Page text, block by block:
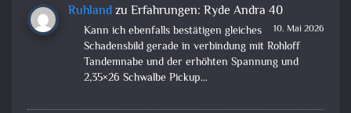
Ruhlandzu Erfahrungen: Ryde Andra 40
10. Mai 2026
Kann ich ebenfalls bestätigen gleiches
Schadensbild gerade in verbindung mit Rohloff
Tandemnabe und der erhöhten Spannung und
2,35×26 Schwalbe Pickup…